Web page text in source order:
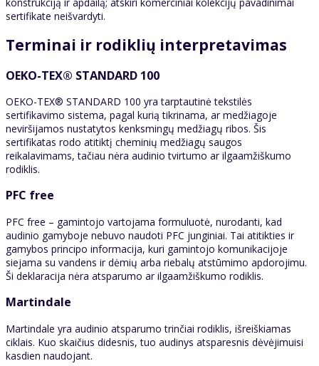
sertifikate neišvardyti.
Terminai ir rodiklių interpretavimas
OEKO-TEX® STANDARD 100
OEKO-TEX® STANDARD 100 yra tarptautinė tekstilės
sertifikavimo sistema, pagal kurią tikrinama, ar medžiagoje
neviršijamos nustatytos kenksmingų medžiagų ribos. Šis
sertifikatas rodo atitiktį cheminių medžiagų saugos
reikalavimams, tačiau nėra audinio tvirtumo ar ilgaamžiškumo
rodiklis.
PFC free
PFC free – gamintojo vartojama formuluotė, nurodanti, kad
audinio gamyboje nebuvo naudoti PFC junginiai. Tai atitikties ir
gamybos principo informacija, kuri gamintojo komunikacijoje
siejama su vandens ir dėmių arba riebalų atstūmimo apdorojimu.
Ši deklaracija nėra atsparumo ar ilgaamžiškumo rodiklis.
Martindale
Martindale yra audinio atsparumo trinčiai rodiklis, išreiškiamas
ciklais. Kuo skaičius didesnis, tuo audinys atsparesnis dėvėjimuisi
kasdien naudojant.